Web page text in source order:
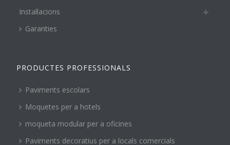
Instal·lacions
Garanties
PRODUCTES PROFESSIONALS
Paviments escolars
Moquetes per a hotels
moqueta modular per a oficines
Paviments decoratius per a locals comercials